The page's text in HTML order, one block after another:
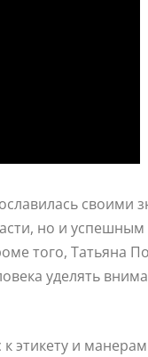
своими
но и
того, Татьяна
уделять
этикету и